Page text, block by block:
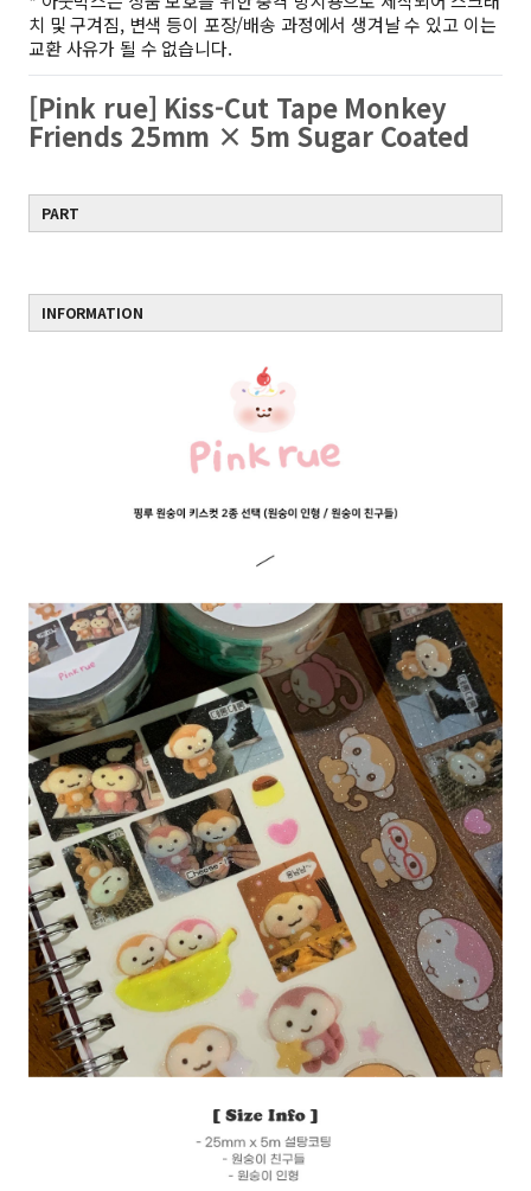
치 및 구겨짐, 변색 등이 포장/배송 과정에서 생겨날 수 있고 이는
교환 사유가 될 수 없습니다.
[Pink rue] Kiss-Cut Tape Monkey
Friends 25mm × 5m Sugar Coated
PART
INFORMATION